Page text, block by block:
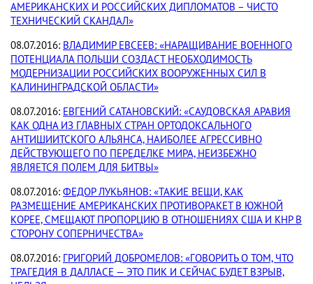
АМЕРИКАНСКИХ И РОССИЙСКИХ ДИПЛОМАТОВ – ЧИСТО
ТЕХНИЧЕСКИЙ СКАНДАЛ»
08.07.2016: ВЛАДИМИР ЕВСЕЕВ: «НАРАЩИВАНИЕ ВОЕННОГО
ПОТЕНЦИАЛА ПОЛЬШИ СОЗДАСТ НЕОБХОДИМОСТЬ
МОДЕРНИЗАЦИИ РОССИЙСКИХ ВООРУЖЕННЫХ СИЛ В
КАЛИНИНГРАДСКОЙ ОБЛАСТИ»
08.07.2016: ЕВГЕНИЙ САТАНОВСКИЙ: «САУДОВСКАЯ АРАВИЯ
КАК ОДНА ИЗ ГЛАВНЫХ СТРАН ОРТОДОКСАЛЬНОГО
АНТИШИИТСКОГО АЛЬЯНСА, НАИБОЛЕЕ АГРЕССИВНО
ДЕЙСТВУЮЩЕГО ПО ПЕРЕДЕЛКЕ МИРА, НЕИЗБЕЖНО
ЯВЛЯЕТСЯ ПОЛЕМ ДЛЯ БИТВЫ»
08.07.2016: ФЕДОР ЛУКЬЯНОВ: «ТАКИЕ ВЕЩИ, КАК
РАЗМЕЩЕНИЕ АМЕРИКАНСКИХ ПРОТИВОРАКЕТ В ЮЖНОЙ
КОРЕЕ, СМЕЩАЮТ ПРОПОРЦИЮ В ОТНОШЕНИЯХ США И КНР В
СТОРОНУ СОПЕРНИЧЕСТВА»
08.07.2016: ГРИГОРИЙ ДОБРОМЕЛОВ: «ГОВОРИТЬ О ТОМ, ЧТО
ТРАГЕДИЯ В ДАЛЛАСЕ — ЭТО ПИК И СЕЙЧАС БУДЕТ ВЗРЫВ,